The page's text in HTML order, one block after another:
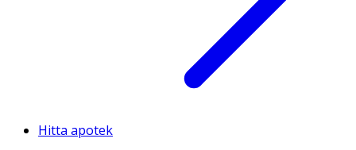
Hitta apotek